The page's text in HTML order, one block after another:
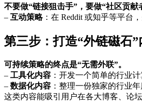
不要做“链接狙击手”，要做“社区贡献
– 互动策略：在 Reddit 或知乎等平台
第三步：打造“外链磁石”
可持续策略的终点是“无需外联”。
– 工具化内容 ：开发一个简单的行业计
– 数据化内容 ：整理一份独家的行业年
这类内容能吸引用户在各大博客、论坛